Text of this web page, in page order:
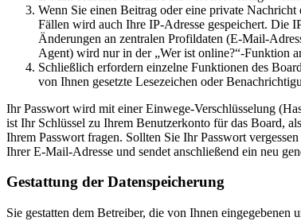
Wenn Sie einen Beitrag oder eine private
Fällen wird auch Ihre IP-Adresse gespeichert. Die
Änderungen an zentralen Profildaten (E-Mail-
Agent) wird nur in der „Wer ist online?“-Funktion
Schließlich erfordern einzelne Funktionen des
von Ihnen gesetzte Lesezeichen oder
Ihr Passwort wird mit einer Einwege-Verschlüsselung
ist Ihr Schlüssel zu Ihrem Benutzerkonto für das Board,
Ihrem Passwort fragen. Sollten Sie Ihr Passwort
Ihrer E-Mail-Adresse und sendet anschließend ein neu
Gestattung der Datenspeicherung
Sie gestatten dem Betreiber, die von Ihnen